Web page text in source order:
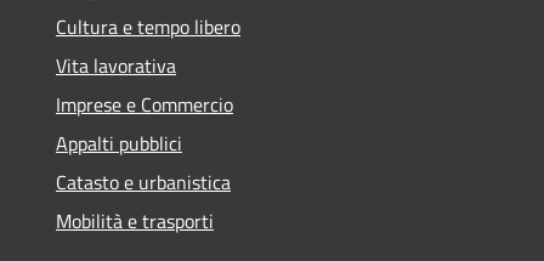
Cultura e tempo libero
Vita lavorativa
Imprese e Commercio
Appalti pubblici
Catasto e urbanistica
Mobilità e trasporti